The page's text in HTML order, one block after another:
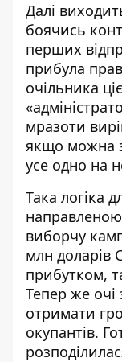
Далі
боячись
перших
прибула
очільника
мразоти
якщо можна
усе одно на
Така логіка
виборчу
млн доларів
прибутком,
Тепер же очі
отримати
окупантів.